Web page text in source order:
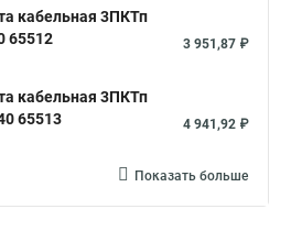
кабельная 3ПКТп
65512
3 951,87 ₽
кабельная 3ПКТп
65513
4 941,92 ₽
Показать больше